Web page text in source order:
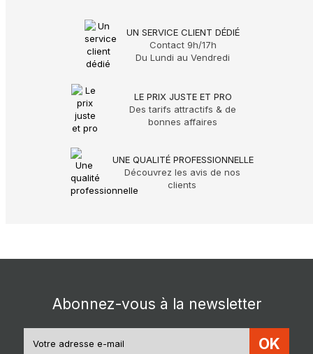
UN SERVICE CLIENT DÉDIÉ
Contact 9h/17h
Du Lundi au Vendredi
LE PRIX JUSTE ET PRO
Des tarifs attractifs & de
bonnes affaires
UNE QUALITÉ PROFESSIONNELLE
Découvrez les avis de nos
clients
Abonnez-vous à la newsletter
OK